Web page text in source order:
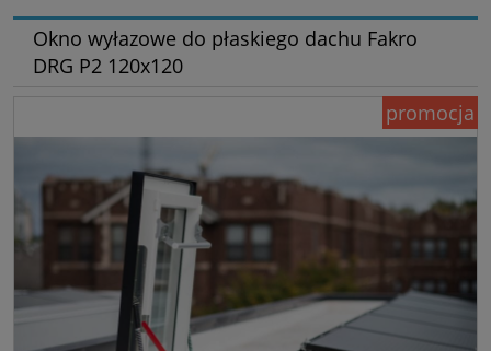
Okno wyłazowe do płaskiego dachu Fakro
DRG P2 120x120
promocja